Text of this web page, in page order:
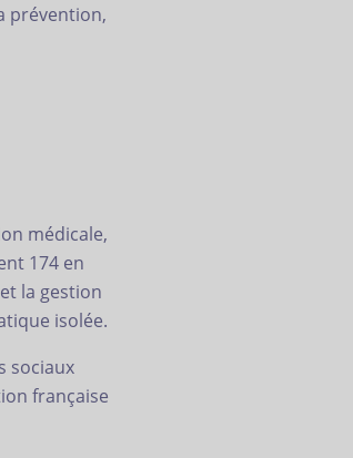
prévention,
médicale,
174 en
la gestion
isolée.
sociaux
française